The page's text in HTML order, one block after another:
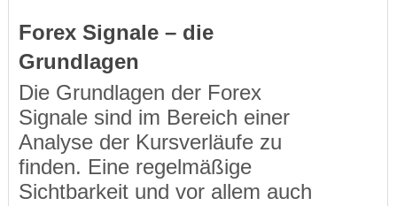
Forex Signale – die
Grundlagen
Die Grundlagen der Forex
Signale sind im Bereich einer
Analyse der Kursverläufe zu
finden. Eine regelmäßige
Sichtbarkeit und vor allem auch